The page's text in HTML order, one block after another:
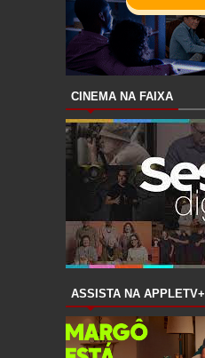
CINEMA NA FAIXA
ASSISTA NA APPLETV+